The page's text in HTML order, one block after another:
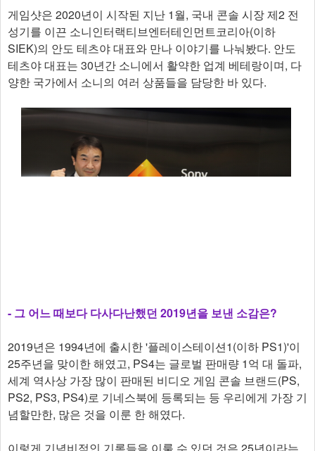
게임샷은 2020년이 시작된 지난 1월, 국내 콘솔 시장 제2 전
성기를 이끈 소니인터랙티브엔터테인먼트코리아(이하
SIEK)의 안도 테츠야 대표와 만나 이야기를 나눠봤다. 안도
테츠야 대표는 30년간 소니에서 활약한 업계 베테랑이며, 다
양한 국가에서 소니의 여러 상품들을 담당한 바 있다.
- 그 어느 때보다 다사다난했던 2019년을 보낸 소감은?
2019년은 1994년에 출시한 '플레이스테이션1(이하 PS1)'이
25주년을 맞이한 해였고, PS4는 글로벌 판매량 1억 대 돌파,
세계 역사상 가장 많이 판매된 비디오 게임 콘솔 브랜드(PS,
PS2, PS3, PS4)로 기네스북에 등록되는 등 우리에게 가장 기
념할만한, 많은 것을 이룬 한 해였다.
이렇게 기념비적인 기록들을 이룰 수 있던 것은 25년이라는